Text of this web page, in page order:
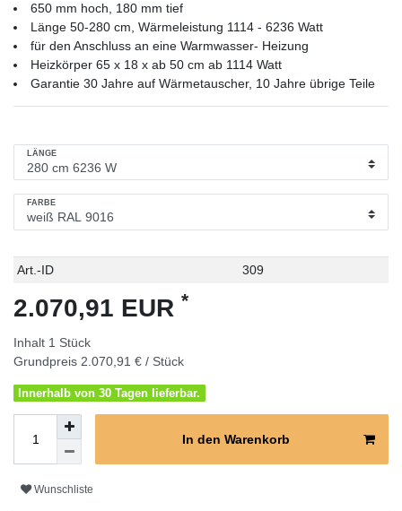
650 mm hoch, 180 mm tief
Länge 50-280 cm, Wärmeleistung 1114 - 6236 Watt
für den Anschluss an eine Warmwasser- Heizung
Heizkörper 65 x 18 x ab 50 cm ab 1114 Watt
Garantie 30 Jahre auf Wärmetauscher, 10 Jahre übrige Teile
LÄNGE
FARBE
Technisches
Wert
Art.-ID 309
2.070,91 EUR *
Inhalt 1 Stück
Grundpreis 2.070,91 € / Stück
Innerhalb von 30 Tagen lieferbar.
In den Warenkorb
Wunschliste